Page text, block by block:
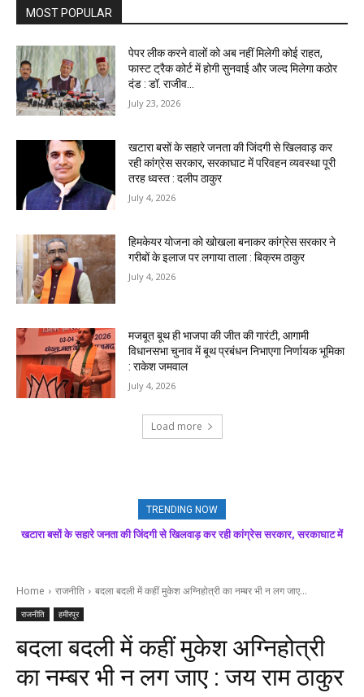
MOST POPULAR
पेपर लीक करने वालों को अब नहीं मिलेगी कोई राहत,
फास्ट ट्रैक कोर्ट में होगी सुनवाई और जल्द मिलेगा कठोर
दंड : डॉ. राजीव...
July 23, 2026
खटारा बसों के सहारे जनता की जिंदगी से खिलवाड़ कर
रही कांग्रेस सरकार, सरकाघाट में परिवहन व्यवस्था पूरी
तरह ध्वस्त : दलीप ठाकुर
July 4, 2026
हिमकेयर योजना को खोखला बनाकर कांग्रेस सरकार ने
गरीबों के इलाज पर लगाया ताला : बिक्रम ठाकुर
July 4, 2026
मजबूत बूथ ही भाजपा की जीत की गारंटी, आगामी
विधानसभा चुनाव में बूथ प्रबंधन निभाएगा निर्णायक भूमिका
: राकेश जमवाल
July 4, 2026
Load more